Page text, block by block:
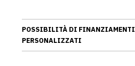
POSSIBILITÀ DI FINANZIAMENTI
PERSONALIZZATI